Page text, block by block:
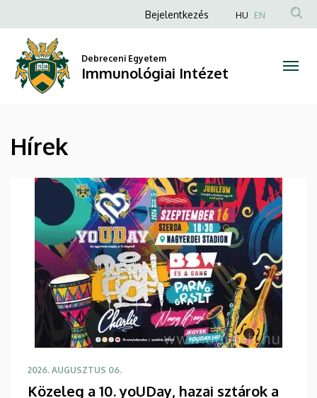
Immunológiai
Intézet
a
tartalomra
Anonim
fiók
menüje
Bejelentkezés HU EN
Debreceni Egyetem
Immunológiai Intézet
Hírek
2026. AUGUSZTUS 06.
Közeleg a 10. yoUDay, hazai sztárok a